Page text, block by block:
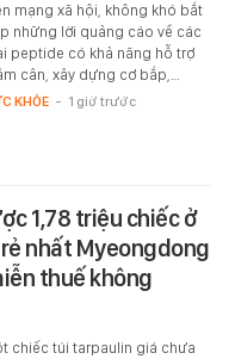
mạng xã hội, không khó bắt
những lời quảng cáo về các
peptide có khả năng hỗ trợ
cân, xây dựng cơ bắp,…
KHỎE - 1 giờ trước
1,78 triệu chiếc ở
nhất Myeongdong
thuế không
chiếc túi tarpaulin giá chưa